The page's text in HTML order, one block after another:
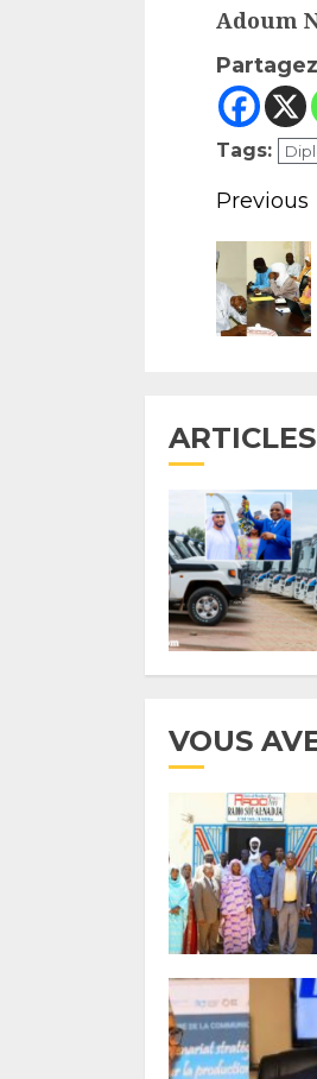
Adoum
Tags:
Previous
VOUS